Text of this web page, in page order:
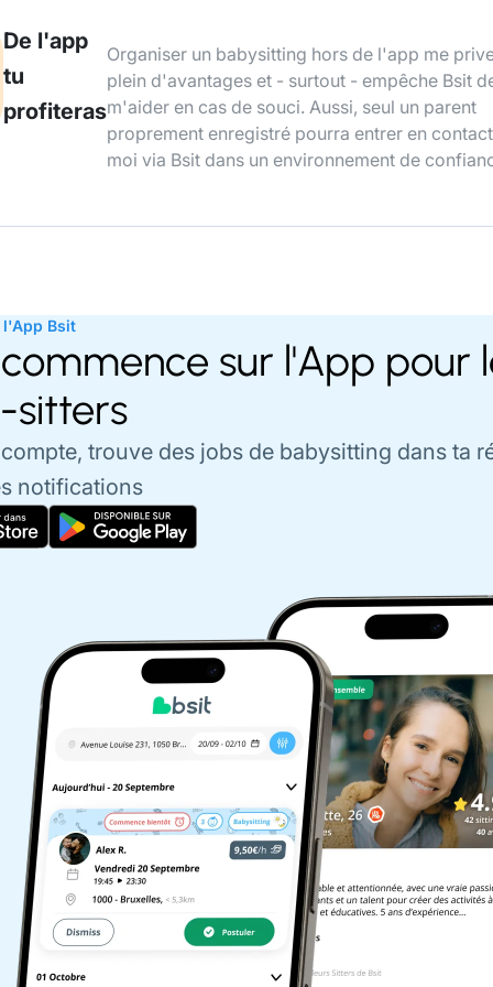
De l'app
tu
profiteras
Organiser un babysitting hors de l'app me
plein d'avantages et - surtout - empêche Bsit
m'aider en cas de souci. Aussi, seul un parent
proprement enregistré pourra entrer en
moi via Bsit dans un environnement de
l'App Bsit
sur l'App pour
sitters
trouve des jobs de babysitting dans ta
notifications